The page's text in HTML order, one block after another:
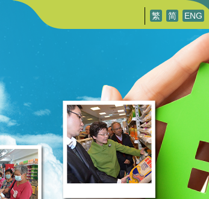
繁 简 ENG